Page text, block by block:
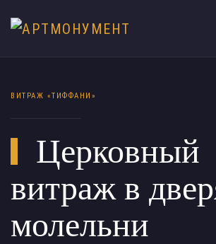
ВИТРАЖ «ТИФФАНИ»
Церковный
витраж в
молельни